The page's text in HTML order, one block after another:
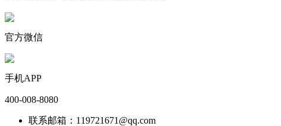
官方微信
手机APP
400-008-8080
联系邮箱：119721671@qq.com